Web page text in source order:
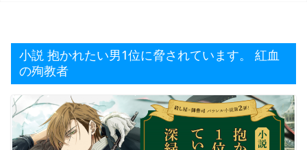
小説 抱かれたい男1位に脅されています。 紅血
の殉教者